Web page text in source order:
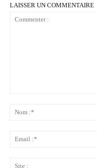
LAISSER UN COMMENTAIRE